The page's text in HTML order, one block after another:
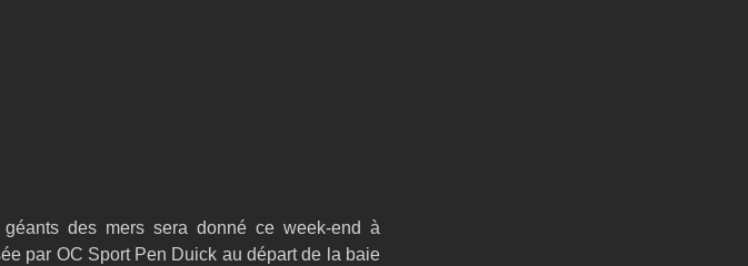
des mers sera donné ce week-end à
par OC Sport Pen Duick au départ de la baie